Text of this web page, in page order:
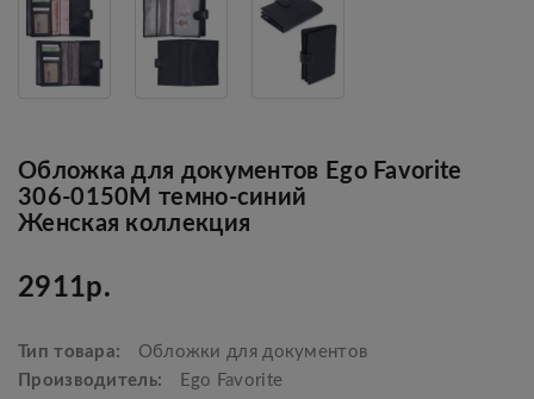
Обложка для документов Ego Favorite
306-0150М темно-синий
Женская коллекция
2911р.
Тип товара:
Обложки для документов
Производитель:
Ego Favorite